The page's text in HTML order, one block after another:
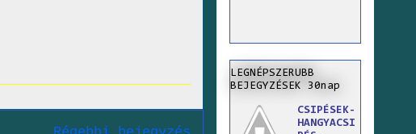
LEGNÉPSZERUBB
BEJEGYZÉSEK 30nap
CSIPÉSEK-
HANGYACSI